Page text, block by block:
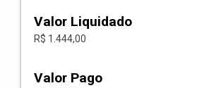
Valor Liquidado
R$ 1.444,00
Valor Pago